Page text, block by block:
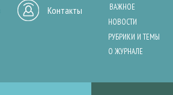
Контакты
ВАЖНОЕ
НОВОСТИ
РУБРИКИ И ТЕМЫ
О ЖУРНАЛЕ